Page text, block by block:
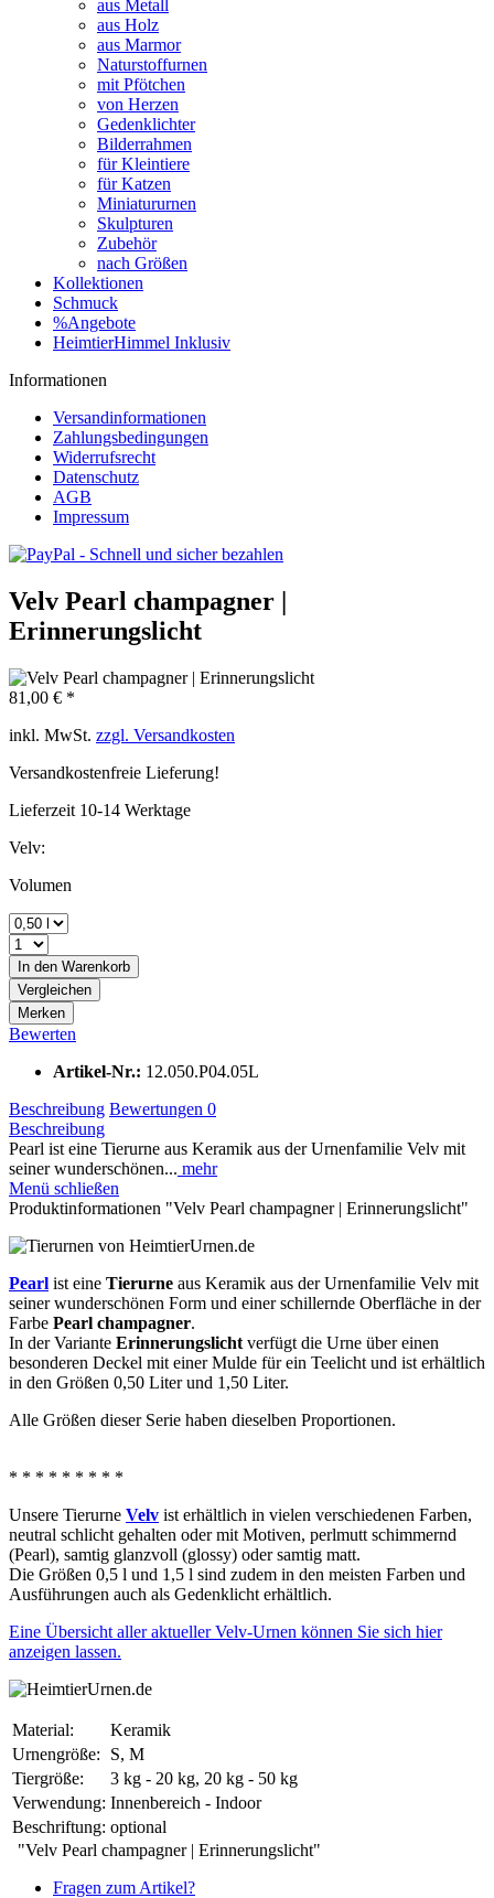
aus Metall
aus Holz
aus Marmor
Naturstoffurnen
mit Pfötchen
von Herzen
Gedenklichter
Bilderrahmen
für Kleintiere
für Katzen
Miniatururnen
Skulpturen
Zubehör
nach Größen
Kollektionen
Schmuck
%Angebote
HeimtierHimmel Inklusiv
Informationen
Versandinformationen
Zahlungsbedingungen
Widerrufsrecht
Datenschutz
AGB
Impressum
Velv Pearl champagner |
Erinnerungslicht
81,00 € *
inkl. MwSt. zzgl. Versandkosten
Versandkostenfreie Lieferung!
Lieferzeit 10-14 Werktage
Velv:
Volumen
In den Warenkorb
Vergleichen
Merken
Bewerten
Artikel-Nr.: 12.050.P04.05L
Beschreibung Bewertungen 0
Beschreibung
Pearl ist eine Tierurne aus Keramik aus der Urnenfamilie Velv mit
seiner wunderschönen... mehr
Menü schließen
Produktinformationen "Velv Pearl champagner | Erinnerungslicht"
Pearl ist eine Tierurne aus Keramik aus der Urnenfamilie Velv mit
seiner wunderschönen Form und einer schillernde Oberfläche in der
Farbe Pearl champagner.
In der Variante Erinnerungslicht verfügt die Urne über einen
besonderen Deckel mit einer Mulde für ein Teelicht und ist erhältlich
in den Größen 0,50 Liter und 1,50 Liter.
Alle Größen dieser Serie haben dieselben Proportionen.
* * * * * * * * *
Unsere Tierurne Velv ist erhältlich in vielen verschiedenen Farben,
neutral schlicht gehalten oder mit Motiven, perlmutt schimmernd
(Pearl), samtig glanzvoll (glossy) oder samtig matt.
Die Größen 0,5 l und 1,5 l sind zudem in den meisten Farben und
Ausführungen auch als Gedenklicht erhältlich.
Eine Übersicht aller aktueller Velv-Urnen können Sie sich hier
anzeigen lassen.
Material:
Keramik
Urnengröße:
S, M
Tiergröße:
3 kg - 20 kg, 20 kg - 50 kg
Verwendung: Innenbereich - Indoor
Beschriftung: optional
"Velv Pearl champagner | Erinnerungslicht"
Fragen zum Artikel?